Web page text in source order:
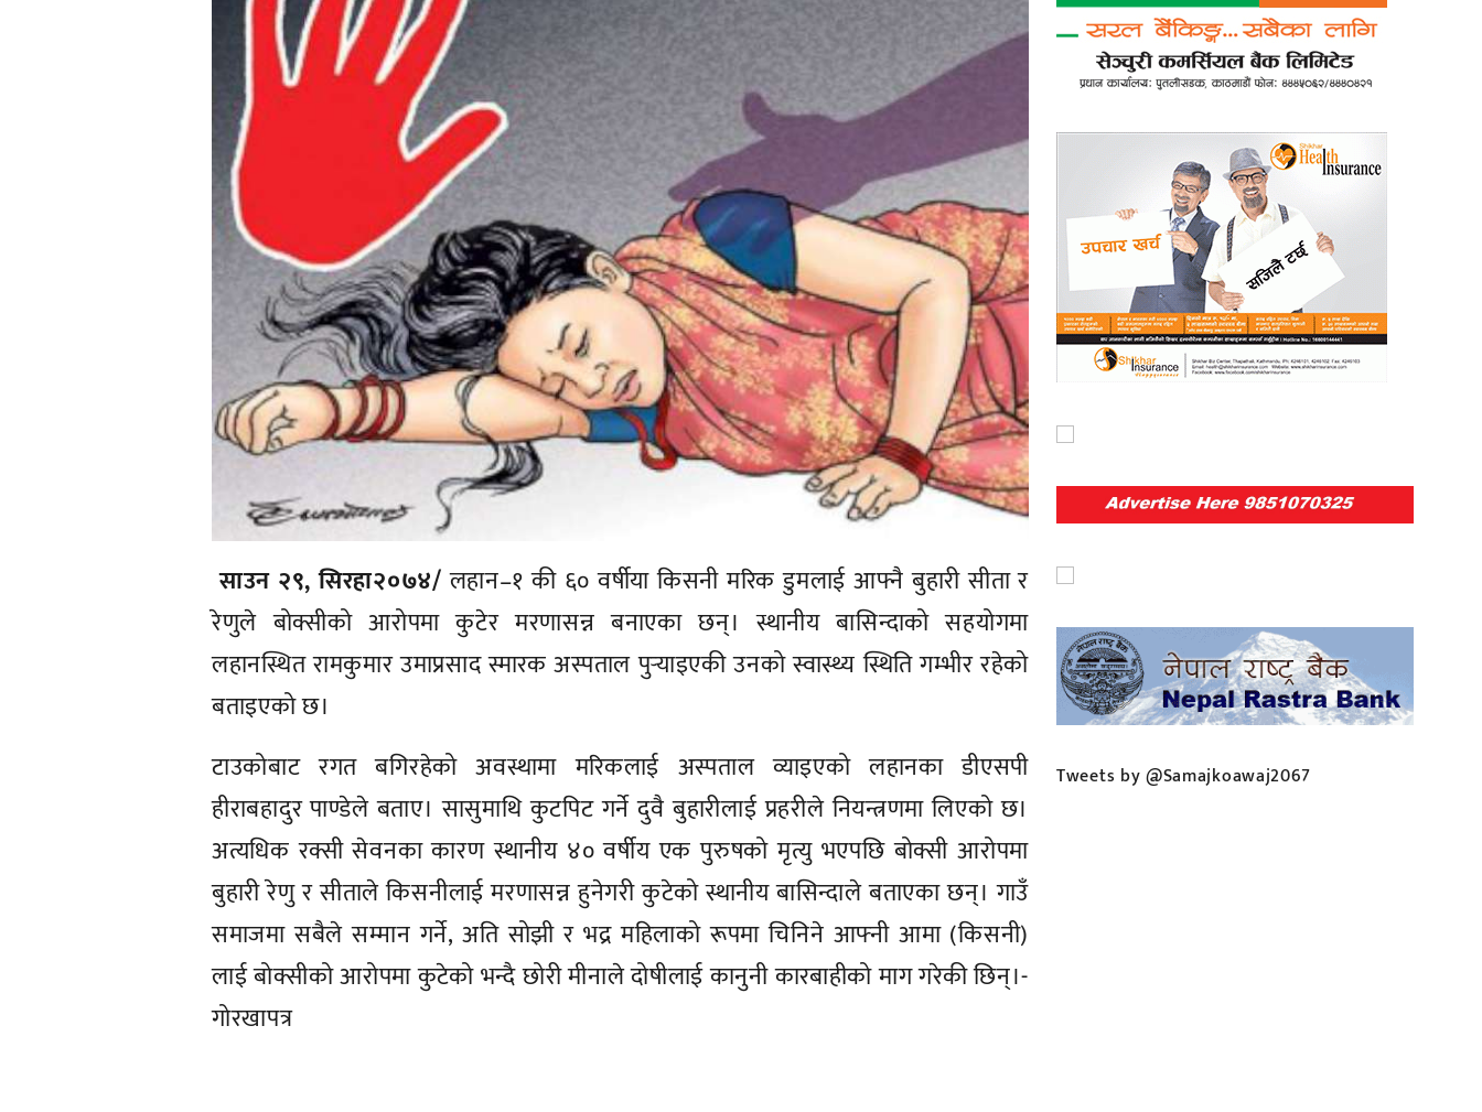
साउन २९, सिरहा२०७४/लहान–१ की ६० वर्षीया किसनी मरिक डुमलाई आफ्नै बुहारी सीता र
रेणुले बोक्सीको आरोपमा कुटेर मरणासन्न बनाएका छन्। स्थानीय बासिन्दाको सहयोगमा
लहानस्थित रामकुमार उमाप्रसाद स्मारक अस्पताल पुर्‍याइएकी उनको स्वास्थ्य स्थिति गम्भीर रहेको
बताइएको छ।
टाउकोबाट रगत बगिरहेको अवस्थामा मरिकलाई अस्पताल व्याइएको लहानका डीएसपी
हीराबहादुर पाण्डेले बताए। सासुमाथि कुटपिट गर्ने दुवै बुहारीलाई प्रहरीले नियन्त्रणमा लिएको छ।
अत्यधिक रक्सी सेवनका कारण स्थानीय ४० वर्षीय एक पुरुषको मृत्यु भएपछि बोक्सी आरोपमा
बुहारी रेणु र सीताले किसनीलाई मरणासन्न हुनेगरी कुटेको स्थानीय बासिन्दाले बताएका छन्। गाउँ
समाजमा सबैले सम्मान गर्ने, अति सोझी र भद्र महिलाको रूपमा चिनिने आफ्नी आमा (किसनी)
लाई बोक्सीको आरोपमा कुटेको भन्दै छोरी मीनाले दोषीलाई कानुनी कारबाहीको माग गरेकी छिन्।-
गोरखापत्र
Tweets by @Samajkoawaj2067